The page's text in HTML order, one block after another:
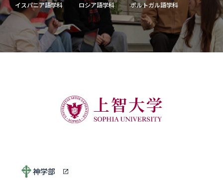
イスパニア語学科 ロシア語学科 ポルトガル語学科
神学部